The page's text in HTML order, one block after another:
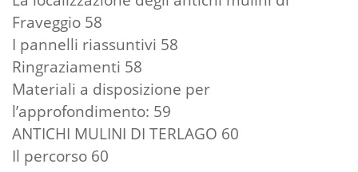
Fraveggio 58
I pannelli riassuntivi 58
Ringraziamenti 58
Materiali a disposizione per
l’approfondimento: 59
ANTICHI MULINI DI TERLAGO 60
Il percorso 60